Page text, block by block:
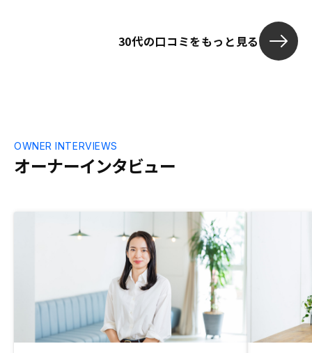
30代の口コミをもっと見る
オーナーインタビュー
OWNER INTERVIEWS